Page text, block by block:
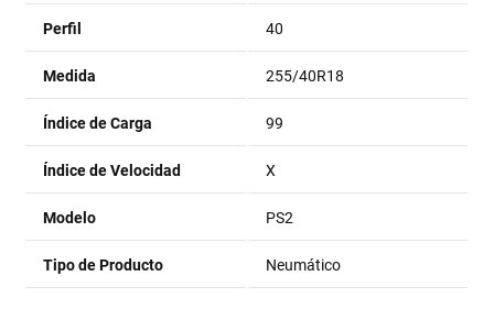
Perfil 40
Medida 255/40R18
Índice de Carga 99
Índice de Velocidad X
Modelo PS2
Tipo de Producto Neumático